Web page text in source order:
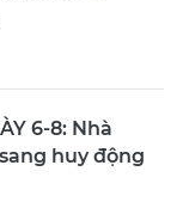
6-8: Nhà
huy động